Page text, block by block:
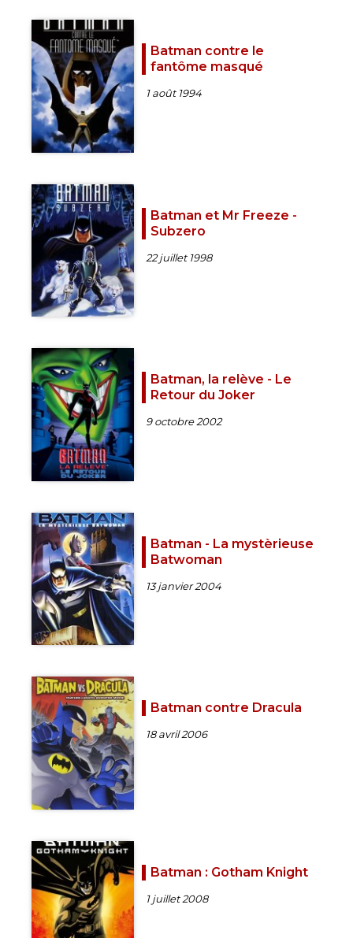
Batman contre le
fantôme masqué
1 août 1994
Batman et Mr Freeze -
Subzero
22 juillet 1998
Batman, la relève - Le
Retour du Joker
9 octobre 2002
Batman - La mystèrieuse
Batwoman
13 janvier 2004
Batman contre Dracula
18 avril 2006
Batman : Gotham Knight
1 juillet 2008